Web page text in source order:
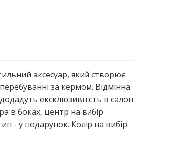
аксесуар, який створює
за кермом. Відмінна
ексклюзивність в салон
в боках, центр на вибір
- у подарунок. Колір на вибір.